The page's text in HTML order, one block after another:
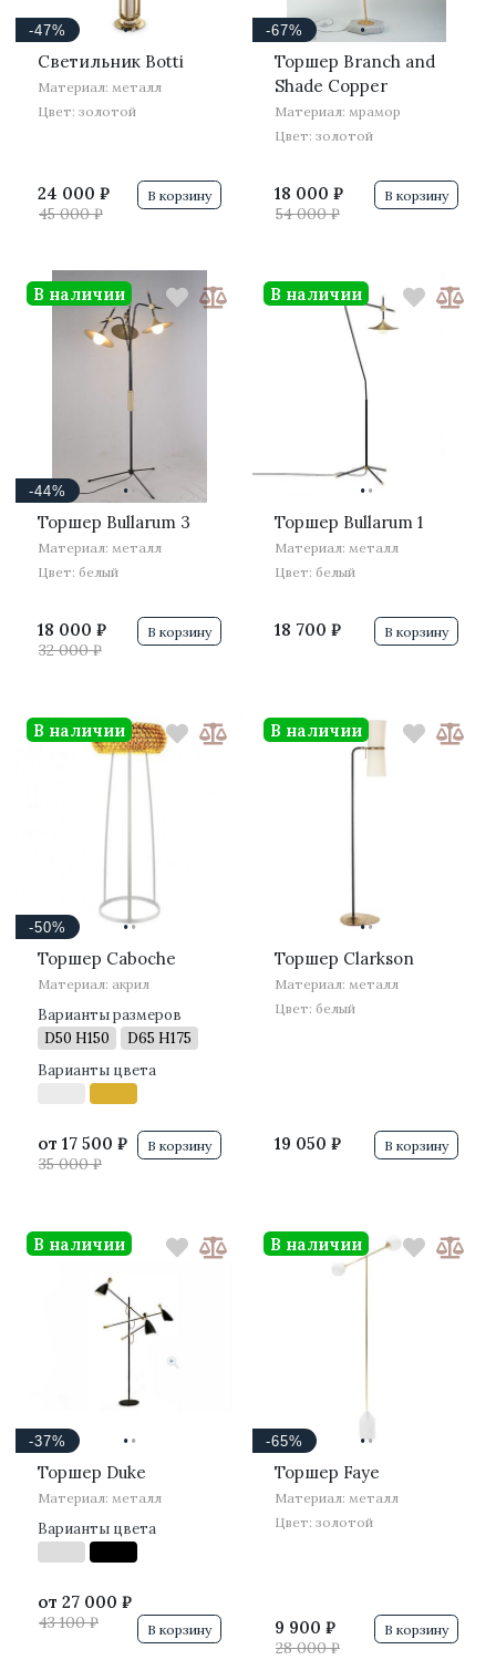
··
-47%
Светильник Botti
Материал: металл
Цвет: золотой
24 000 ₽
45 000 ₽
В корзину
··
-67%
Торшер Branch and
Shade Copper
Материал: мрамор
Цвет: золотой
18 000 ₽
54 000 ₽
В корзину
··
-44%
Торшер Bullarum 3
Материал: металл
Цвет: белый
18 000 ₽
32 000 ₽
В наличии
В корзину
··
Торшер Bullarum 1
Материал: металл
Цвет: белый
18 700 ₽
В наличии
В корзину
··
-50%
Торшер Caboche
Материал: акрил
Варианты размеров
D50 H150
D65 H175
Варианты цвета
от 17 500 ₽
35 000 ₽
В наличии
В корзину
··
Торшер Clarkson
Материал: металл
Цвет: белый
19 050 ₽
В наличии
В корзину
··
-37%
Торшер Duke
Материал: металл
Варианты цвета
от 27 000 ₽
43 100 ₽
В наличии
В корзину
··
-65%
Торшер Faye
Материал: металл
Цвет: золотой
9 900 ₽
28 000 ₽
В наличии
В корзину